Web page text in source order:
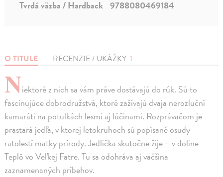
O TITULE RECENZIE / UKÁŽKY 1
Niektoré z nich sa vám práve dostávajú do rúk. Sú to
fascinujúce dobrodružstvá, ktoré zažívajú dvaja nerozluční
kamaráti na potulkách lesmi aj lúčinami. Rozprávačom je
prastará jedľa, v ktorej letokruhoch sú popísané osudy
ratolestí matky prírody. Jedlička skutočne žije – v doline
Teplô vo Veľkej Fatre. Tu sa odohráva aj väčšina
zaznamenaných príbehov.
Tvrdá väzba / Hardback 9788080469184